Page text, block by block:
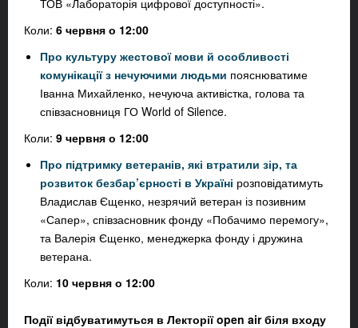
Коли: 6 червня о 12:00
Про культуру жестової мови й особливості
комунікації з нечуючими людьми пояснюватиме
Іванна Михайленко, нечуюча активістка, голова та
співзасновниця ГО World of Silence.
Коли: 9 червня о 12:00
Про підтримку ветеранів, які втратили зір, та
розвиток безбар’єрності в Україні розповідатимуть
Владислав Єщенко, незрячий ветеран із позивним
«Сапер», співзасновник фонду «Побачимо перемогу»,
та Валерія Єщенко, менеджерка фонду і дружина
ветерана.
Коли: 10 червня о 12:00
Події відбуватимуться в Лекторії open air біля входу